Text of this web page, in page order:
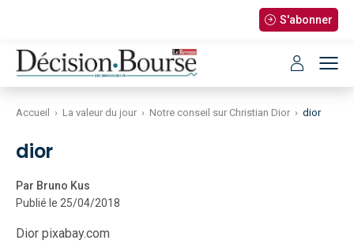
S'abonner
Accueil › La valeur du jour › Notre conseil sur Christian Dior › dior
dior
Par Bruno Kus
Publié le 25/04/2018
Dior pixabay.com